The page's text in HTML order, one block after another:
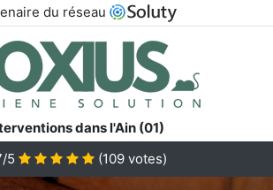
du réseau
dans l'Ain (01)
/5 (109 votes)